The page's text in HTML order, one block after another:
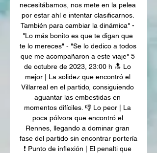
necesitábamos, nos mete en la pelea
por estar ahí e intentar clasificarnos.
También para cambiar la dinámica" -
"Lo más bonito es que te digan que
te lo mereces" - "Se lo dedico a todos
que me acompañaron a este viaje" 5
de octubre de 2023, 23:00 h 🔝 Lo
mejor | La solidez que encontró el
Villarreal en el partido, consiguiendo
aguantar las embestidas en
momentos difíciles. 👎 Lo peor | La
poca pólvora que encontró el
Rennes, llegando a dominar gran
fase del partido sin encontrar portería
❗ Punto de inflexión | El penalti que